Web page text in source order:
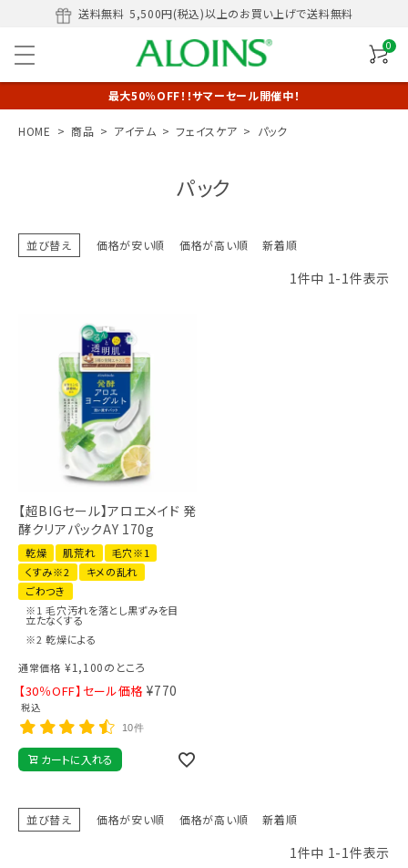
送料無料 5,500円(税込)以上のお買い上げで送料無料
0
最大50％OFF！！サマーセール開催中！
HOME 商品 アイテム フェイスケア パック
パック
並び替え 価格が安い順 価格が高い順 新着順
1件中 1-1件表示
【超BIGセール】アロエメイド 発
酵クリアパックAY 170g
乾燥 肌荒れ
毛穴※1
くすみ※2
キメの乱れ
ごわつき
※1 毛穴汚れを落とし黒ずみを目
立たなくする
※2 乾燥による
通常価格 ¥1,100のところ
【30％OFF】セール価格 ¥770
税込
10件
カートに入れる
並び替え 価格が安い順 価格が高い順 新着順
1件中 1-1件表示